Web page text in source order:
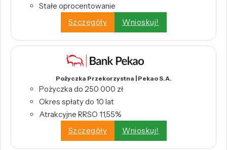
Stałe oprocentowanie
Szczegóły
Wnioskuj!
Pożyczka Przekorzystna | Pekao S.A.
Pożyczka do 250 000 zł
Okres spłaty do 10 lat
Atrakcyjne RRSO 11,55%
Szczegóły
Wnioskuj!